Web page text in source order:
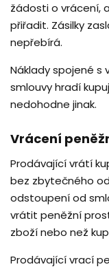
žádosti o vrácení,
přiřadit. Zásilky
nepřebírá.
Náklady spojené
smlouvy hradí
nedohodne jinak.
Vrácení
Prodávající vrátí
bez zbytečného
odstoupení od
vrátit peněžní
zboží nebo než
Prodávající vrací